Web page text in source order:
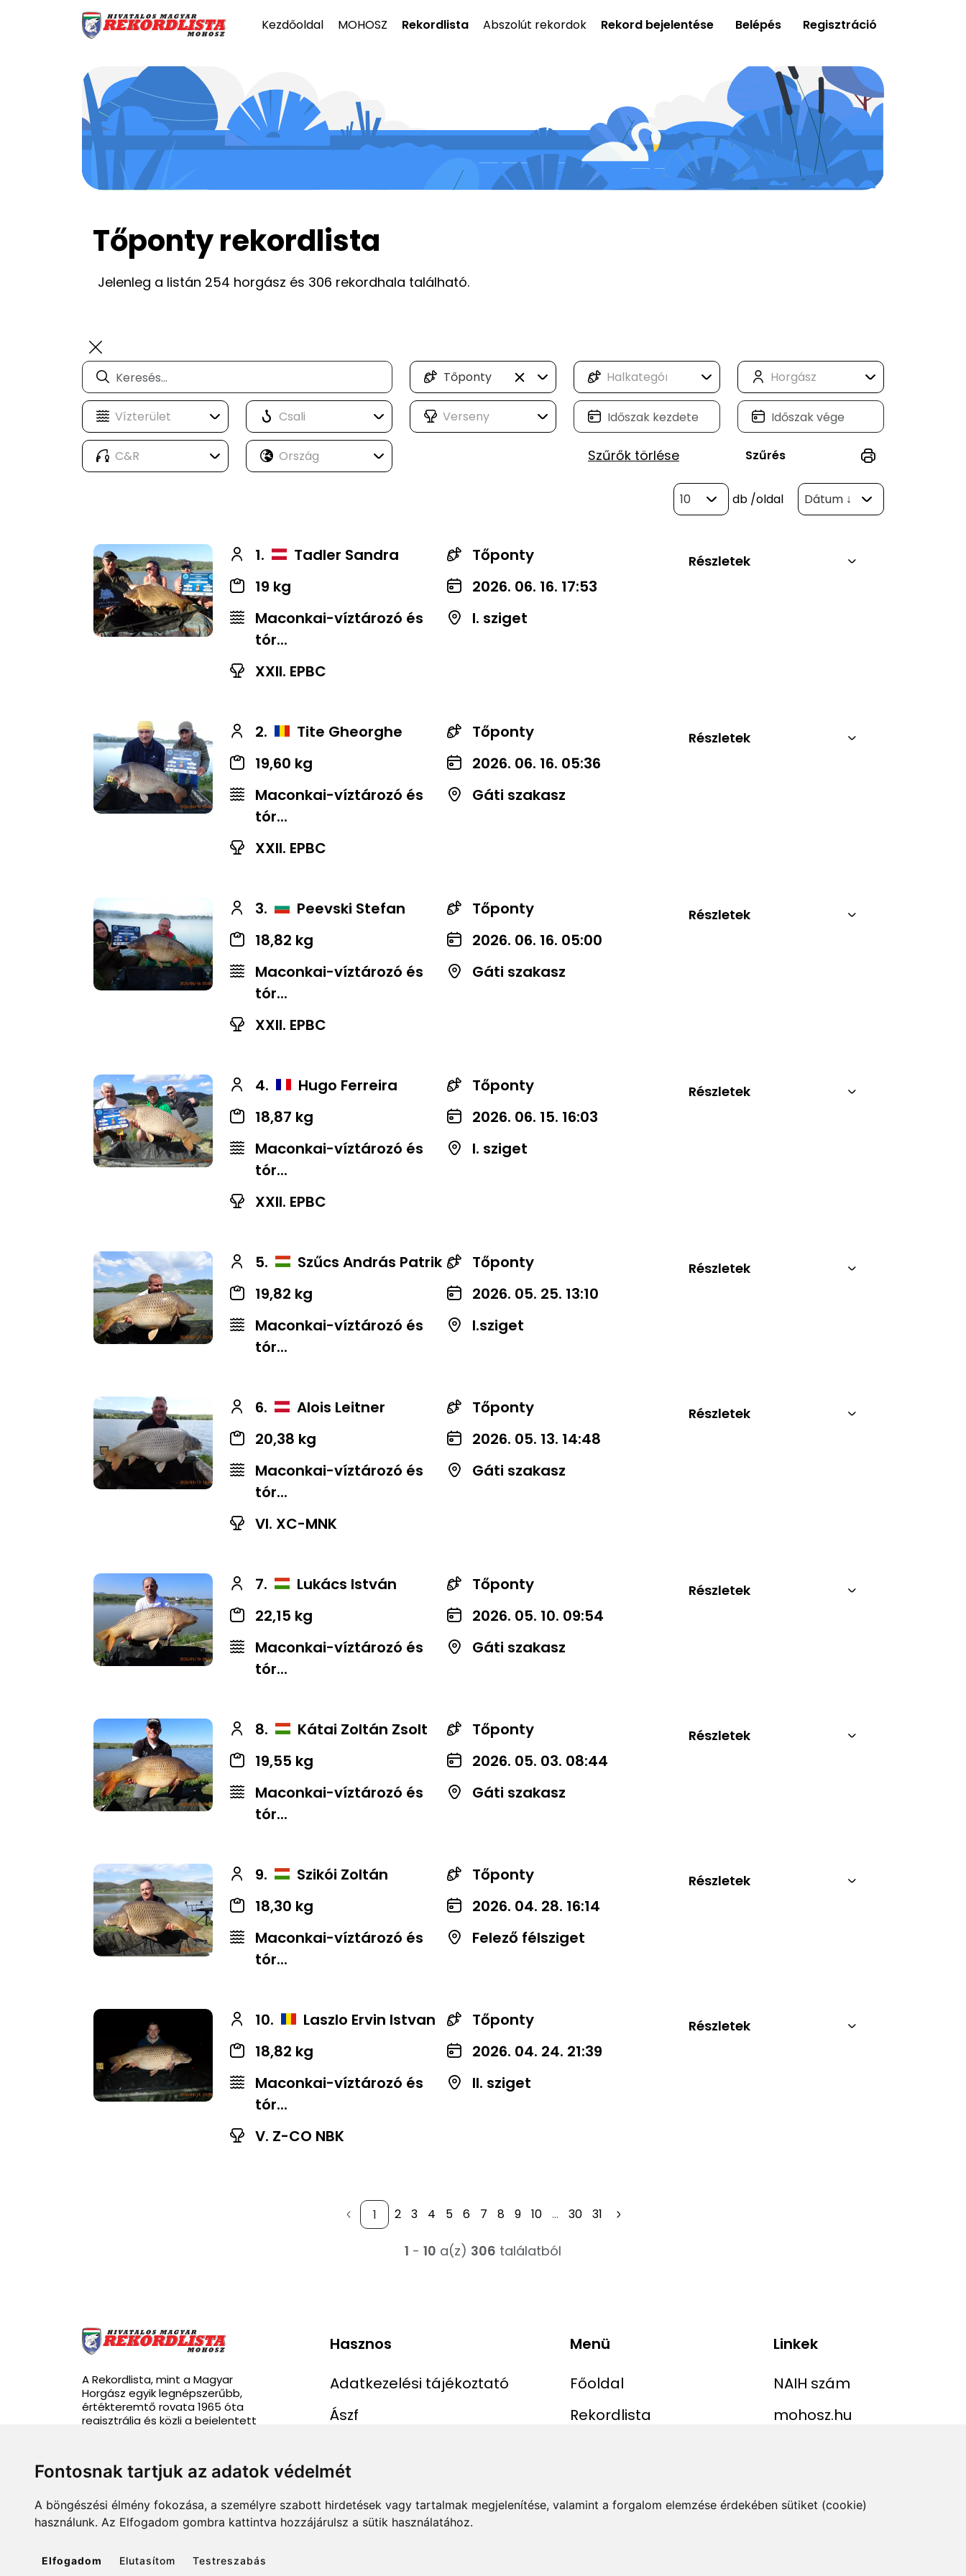
Fontosnak tartjuk az adatok védelmét
A böngészési élmény fokozása, a személyre szabott hirdetések vagy tartalmak megjelenítése, valamint a forgalom elemzése érdekében sütiket (cookie)
használunk. Az Elfogadom gombra kattintva hozzájárulsz a sütik használatához.
Elfogadom Elutasítom Testreszabás
Kezdőoldal MOHOSZ Rekordlista Abszolút rekordok Rekord bejelentése Belépés Regisztráció
Tőponty rekordlista
Jelenleg a listán 254 horgász és 306 rekordhala található.
Tőponty
Szűrők törlése Szűrés
10 db /oldal Dátum ↓
1. Tadler Sandra
Tőponty
19 kg
2026. 06. 16. 17:53
Maconkai-víztározó és
tór...
I. sziget
XXII. EPBC
Részletek
2. Tite Gheorghe
Tőponty
19,60 kg
2026. 06. 16. 05:36
Maconkai-víztározó és
tór...
Gáti szakasz
XXII. EPBC
Részletek
3. Peevski Stefan
Tőponty
18,82 kg
2026. 06. 16. 05:00
Maconkai-víztározó és
tór...
Gáti szakasz
XXII. EPBC
Részletek
4. Hugo Ferreira
Tőponty
18,87 kg
2026. 06. 15. 16:03
Maconkai-víztározó és
tór...
I. sziget
XXII. EPBC
Részletek
5. Szűcs András Patrik
Tőponty
19,82 kg
2026. 05. 25. 13:10
Maconkai-víztározó és
tór...
I.sziget
Részletek
6. Alois Leitner
Tőponty
20,38 kg
2026. 05. 13. 14:48
Maconkai-víztározó és
tór...
Gáti szakasz
VI. XC-MNK
Részletek
7. Lukács István
Tőponty
22,15 kg
2026. 05. 10. 09:54
Maconkai-víztározó és
tór...
Gáti szakasz
Részletek
8. Kátai Zoltán Zsolt
Tőponty
19,55 kg
2026. 05. 03. 08:44
Maconkai-víztározó és
tór...
Gáti szakasz
Részletek
9. Szikói Zoltán
Tőponty
18,30 kg
2026. 04. 28. 16:14
Maconkai-víztározó és
tór...
Felező félsziget
Részletek
10. Laszlo Ervin Istvan
Tőponty
18,82 kg
2026. 04. 24. 21:39
Maconkai-víztározó és
tór...
II. sziget
V. Z-CO NBK
Részletek
2 3 4 5 6 7 8 9 10 ... 30 31
1 - 10 a(z) 306 találatból
A Rekordlista, mint a Magyar
Horgász egyik legnépszerűbb,
értékteremtő rovata 1965 óta
regisztrálja és közli a bejelentett
Hasznos
Adatkezelési tájékoztató
Ászf
Menü
Főoldal
Rekordlista
Linkek
NAIH szám
mohosz.hu
info@rekordlista.mohosz.hu